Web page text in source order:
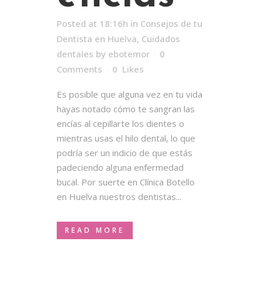
Posted at 18:16h in Consejos de tu
Dentista en Huelva, Cuidados
dentales by ebotemor
0
Comments
0 Likes
Es posible que alguna vez en tu vida
hayas notado cómo te sangran las
encías al cepillarte los dientes o
mientras usas el hilo dental, lo que
podría ser un indicio de que estás
padeciendo alguna enfermedad
bucal. Por suerte en Clínica Botello
en Huelva nuestros dentistas...
READ MORE